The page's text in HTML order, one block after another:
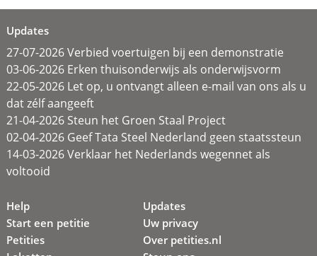
Updates
27-07-2026 Verbied voertuigen bij een demonstratie
03-06-2026 Erken thuisonderwijs als onderwijsvorm
22-05-2026 Let op, u ontvangt alleen e-mail van ons als u
dat zélf aangeeft
21-04-2026 Steun het Groen Staal Project
02-04-2026 Geef Tata Steel Nederland geen staatssteun
14-03-2026 Verklaar het Nederlands wegennet als
voltooid
Help
Start een petitie
Petities
Updates
Uw privacy
Over petities.nl